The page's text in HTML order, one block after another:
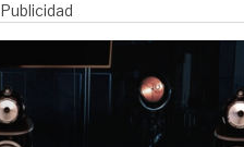
Publicidad